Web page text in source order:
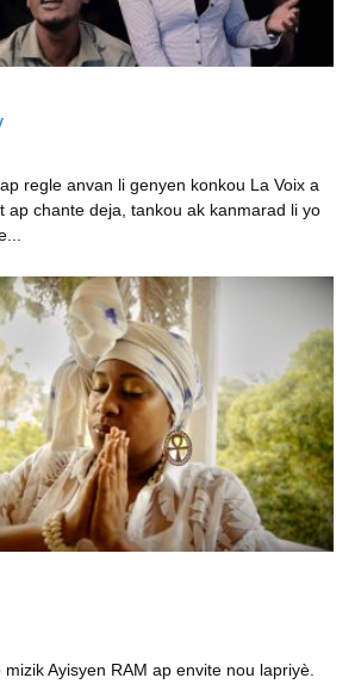
regle anvan li genyen konkou La Voix a
ap chante deja, tankou ak kanmarad li yo
Ayisyen RAM ap envite nou lapriyè.